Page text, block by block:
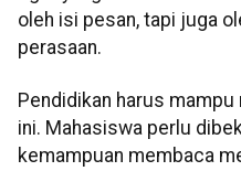
oleh isi pesan, tapi juga
perasaan.
Pendidikan harus
ini. Mahasiswa perlu
kemampuan membaca